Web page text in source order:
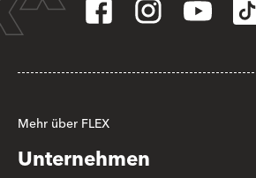
Mehr über FLEX
Unternehmen